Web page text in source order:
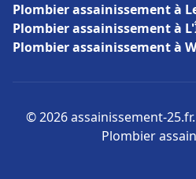
Plombier assainissement à
Plombier assainissement à
Plombier assainissement à
© 2026 assainissement-
Plombier